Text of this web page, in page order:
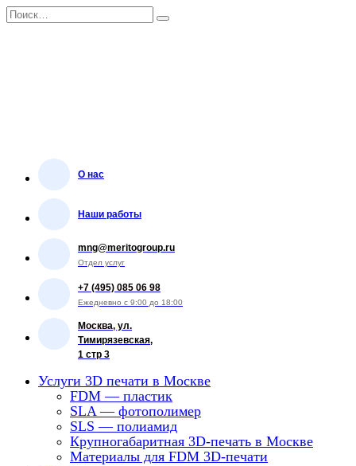
Перейти
к
Search
for:
О нас
Наши работы
mng@meritogroup.ru
Отдел услуг
+7 (495) 085 06 98
Ежедневно с 9:00 до 18:00
Москва, ул.
Тимирязевская,
1 стр 3
Услуги 3D печати в Москве
FDM — пластик
SLA — фотополимер
SLS — полиамид
Крупногабаритная 3D-печать в Москве
Материалы для FDM 3D-печати